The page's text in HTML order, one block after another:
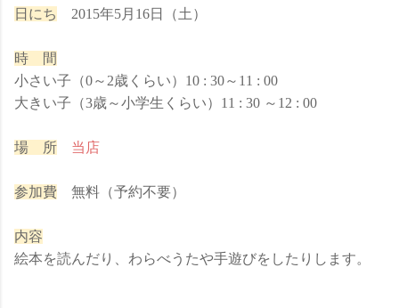
日にち 2015年5月16日（土）
時 間
小さい子（0～2歳くらい）10 : 30～11 : 00
大きい子（3歳～小学生くらい）11 : 30 ～12 : 00
場 所 当店
参加費 無料（予約不要）
内容
絵本を読んだり、わらべうたや手遊びをしたりします。